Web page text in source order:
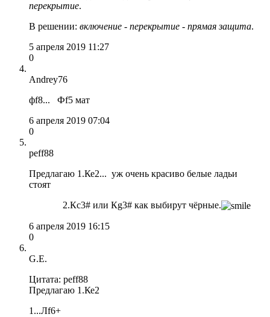
перекрытие.
В решении: включение - перекрытие - прямая защита.
5 апреля 2019 11:27
0
Andrey76
фf8... Фf5 мат
6 апреля 2019 07:04
0
peff88
Предлагаю 1.Ке2... уж очень красиво белые ладьи
стоят
2.Кс3# или Кg3# как выбирут чёрные.
6 апреля 2019 16:15
0
G.E.
Цитата: peff88
Предлагаю 1.Ке2
1...Лf6+